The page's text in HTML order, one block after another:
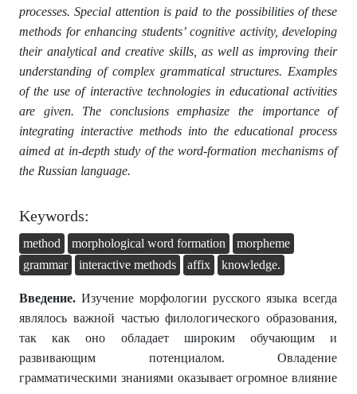
processes. Special attention is paid to the possibilities of these
methods for enhancing students’ cognitive activity, developing
their analytical and creative skills, as well as improving their
understanding of complex grammatical structures. Examples
of the use of interactive technologies in educational activities
are given. The conclusions emphasize the importance of
integrating interactive methods into the educational process
aimed at in-depth study of the word-formation mechanisms of
the Russian language.
Keywords:
method morphological word formation
morpheme
grammar
interactive methods affix knowledge.
Введение. Изучение морфологии русского языка всегда
являлось важной частью филологического образования,
так как оно обладает широким обучающим и
развивающим потенциалом. Овладение
грамматическими знаниями оказывает огромное влияние